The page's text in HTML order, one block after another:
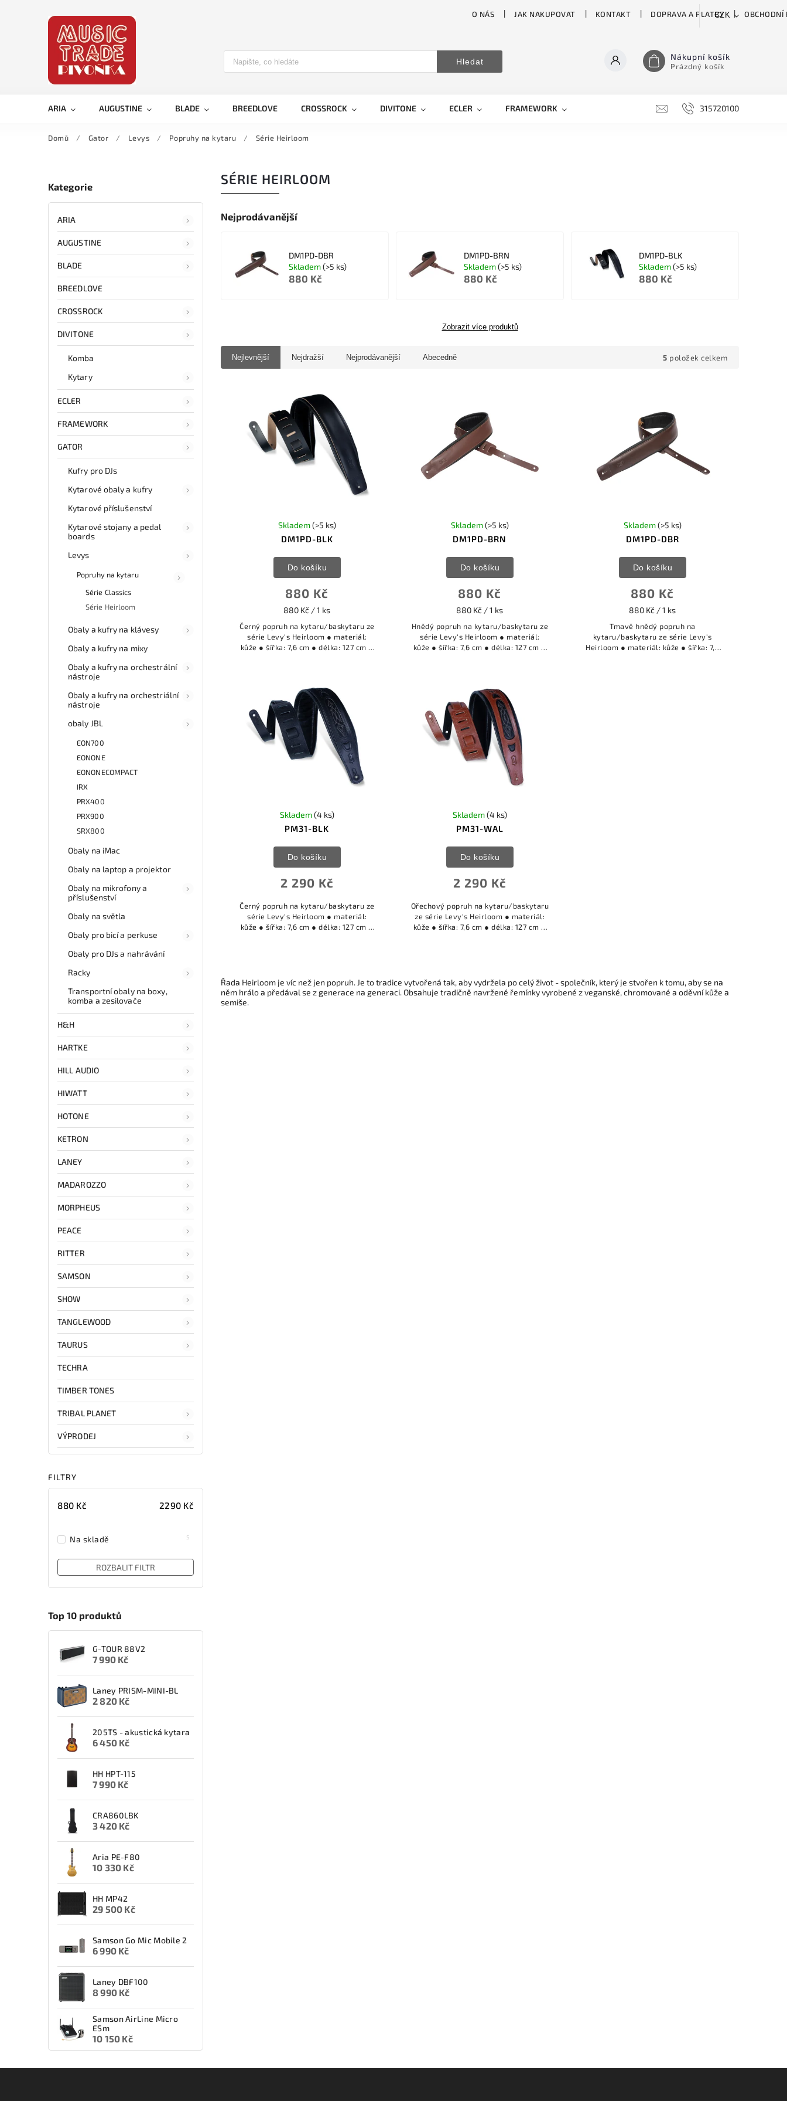
O NÁS JAK NAKUPOVAT KONTAKT DOPRAVA A PLATBY OBCHODNÍ
CZK
Hledat Nákupní košík
Prázdný košík
ARIA AUGUSTINE BLADE BREEDLOVE CROSSROCK DIVITONE ECLER FRAMEWORK H&H HARTKE
315720100
Domů / Gator / Levys / Popruhy na kytaru / Série Heirloom
Kategorie
ARIA
AUGUSTINE
BLADE
BREEDLOVE
CROSSROCK
DIVITONE
Komba
Kytary
ECLER
FRAMEWORK
GATOR
Kufry pro DJs
Kytarové obaly a kufry
Kytarové příslušenství
Kytarové stojany a pedal
boards
Levys
Popruhy na kytaru
Série Classics
Série Heirloom
Obaly a kufry na klávesy
Obaly a kufry na mixy
Obaly a kufry na orchestrální
nástroje
Obaly a kufry na orchestriální
nástroje
obaly JBL
EON700
EONONE
EONONECOMPACT
IRX
PRX400
PRX900
SRX800
Obaly na iMac
Obaly na laptop a projektor
Obaly na mikrofony a
příslušenství
Obaly na světla
Obaly pro bicí a perkuse
Obaly pro DJs a nahrávání
Racky
Transportní obaly na boxy,
komba a zesilovače
H&H
HARTKE
HILL AUDIO
HIWATT
HOTONE
KETRON
LANEY
MADAROZZO
MORPHEUS
PEACE
RITTER
SAMSON
SHOW
TANGLEWOOD
TAURUS
TECHRA
TIMBER TONES
TRIBAL PLANET
VÝPRODEJ
FILTRY
880 Kč 2290 Kč
Na skladě 5
ROZBALIT FILTR
Top 10 produktů
G-TOUR 88V2
7 990 Kč
Laney PRISM-MINI-BL
2 820 Kč
205TS - akustická kytara
6 450 Kč
HH HPT-115
7 990 Kč
CRA860LBK
3 420 Kč
Aria PE-F80
10 330 Kč
HH MP42
29 500 Kč
Samson Go Mic Mobile 2
6 990 Kč
Laney DBF100
8 990 Kč
Samson AirLine Micro
ESm
10 150 Kč
SÉRIE HEIRLOOM
Nejprodávanější
DM1PD-DBR
Skladem(>5 ks)
880 Kč
DM1PD-BRN
Skladem(>5 ks)
880 Kč
DM1PD-BLK
Skladem(>5 ks)
880 Kč
Zobrazit více produktů
Nejlevnější Nejdražší Nejprodávanější Abecedně 5 položek celkem
DM1PD-BLK
Skladem(>5 ks)
880 Kč
880 Kč / 1 ks
Do košíku
Černý popruh na kytaru/baskytaru ze
série Levy's Heirloom ● materiál:
kůže ● šířka: 7,6 cm ● délka: 127 cm ●
DM1PD-BRN
Skladem(>5 ks)
880 Kč
880 Kč / 1 ks
Do košíku
Hnědý popruh na kytaru/baskytaru ze
série Levy's Heirloom ● materiál:
kůže ● šířka: 7,6 cm ● délka: 127 cm ●
DM1PD-DBR
Skladem(>5 ks)
880 Kč
880 Kč / 1 ks
Do košíku
Tmavě hnědý popruh na
kytaru/baskytaru ze série Levy's
Heirloom ● materiál: kůže ● šířka: 7,6
PM31-BLK
Skladem(4 ks)
2 290 Kč
Do košíku
Černý popruh na kytaru/baskytaru ze
série Levy's Heirloom ● materiál:
kůže ● šířka: 7,6 cm ● délka: 127 cm ●
PM31-WAL
Skladem(4 ks)
2 290 Kč
Do košíku
Ořechový popruh na kytaru/baskytaru
ze série Levy's Heirloom ● materiál:
kůže ● šířka: 7,6 cm ● délka: 127 cm ●
Řada Heirloom je víc než jen popruh. Je to tradice vytvořená tak, aby vydržela po celý život - společník, který je stvořen k tomu, aby se na
něm hrálo a předával se z generace na generaci. Obsahuje tradičně navržené řemínky vyrobené z veganské, chromované a oděvní kůže a
semiše.